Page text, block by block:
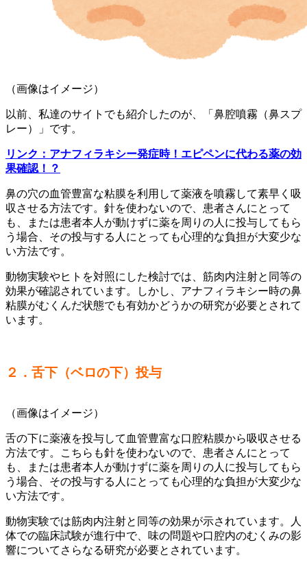
（画像はイメージ）
以前、私達のサイトでも紹介したのが、「鼻腔噴霧（鼻スプ
レー）」です。
リンク：アナフィラキシー発症時！エピペンに代わる薬の効
果確認！？
鼻の穴の血管豊富な粘膜を利用して薬液を噴霧して素早く吸
収させる方法です。針を使わないので、患者さんにとって
も、または患者本人が動けずに薬を周りの人に投与してもら
う場合、その投与する人にとっても心理的な負担が大変少な
い方法です。
動物実験やヒトを対照にした検討では、筋肉内注射と同等の
効果が確認されています。しかし、アナフィラキシー時の鼻
粘膜がむくんだ状態でも有効かどうかの研究が必要とされて
います。
２．舌下（ベロの下）投与
（画像はイメージ）
舌の下に薬液を投与して血管豊富な口腔粘膜から吸収させる
方法です。こちらも針を使わないので、患者さんにとって
も、または患者本人が動けずに薬を周りの人に投与してもら
う場合、その投与する人にとっても心理的な負担が大変少な
い方法です。
動物実験では筋肉内注射と同等の効果が示されています。人
体での臨床試験が進行中で、味の問題や口腔内のむくみの影
響についてさらなる研究が必要とされています。